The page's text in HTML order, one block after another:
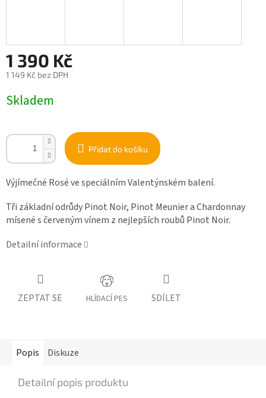
1 390 Kč
1 149 Kč bez DPH
cena:
Skladem
Přidat do košíku
Výjímečné Rosé ve speciálním Valentýnském balení.
Tři základní odrůdy Pinot Noir, Pinot Meunier a Chardonnay
mísené s červeným vínem z nejlepších roubů Pinot Noir.
Detailní informace
ZEPTAT SE HLÍDACÍ PES SDÍLET
Popis Diskuze
Detailní popis produktu